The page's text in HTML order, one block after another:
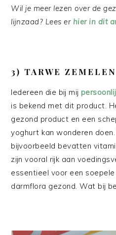
Wil je meer lezen over de
lijnzaad? Lees er hier in dit
3) TARWE ZEMELEN
Iedereen die bij mij
is bekend met dit product.
gezond product en een
yoghurt kan wonderen
bijvoorbeeld bevatten
zijn vooral rijk aan
essentieel voor een
darmflora gezond. Wat bij